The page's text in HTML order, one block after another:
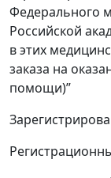
Федерального
Российской
в этих
заказа на
помощи)”